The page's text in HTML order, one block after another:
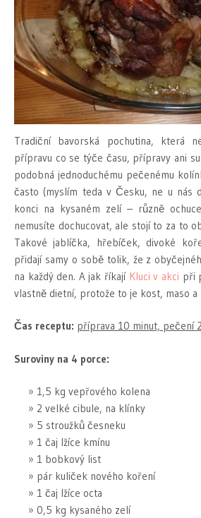
Tradiční bavorská pochutina, která
přípravu co se týče času, přípravy ani
podobná jednoduchému pečenému
často (myslím teda v Česku, ne u nás
konci na kysaném zelí – různě
nemusíte dochucovat, ale stojí to za to
Takové jablíčka, hřebíček, divoké
přidají samy o sobě tolik, že z
na každý den. A jak říkají Kluci v akci při
vlastně dietní, protože to je kost, maso a
Čas receptu: příprava 10 minut, pečení
Suroviny na 4 porce:
1,5 kg vepřového kolena
2 velké cibule, na klínky
5 stroužků česneku
1 čaj lžíce kmínu
1 bobkový list
pár kuliček nového koření
1 čaj lžíce octa
0,5 kg kysaného zelí